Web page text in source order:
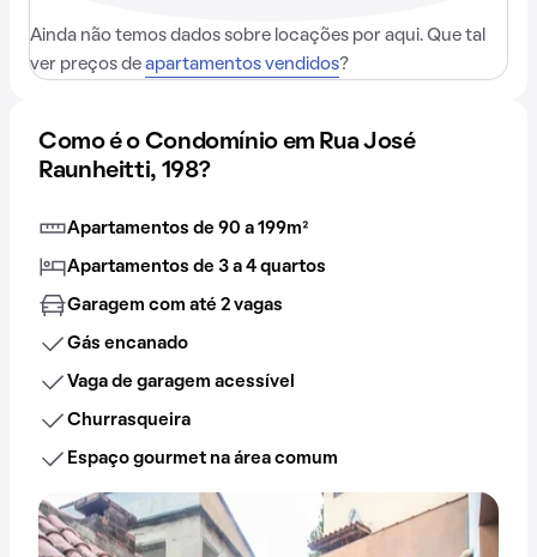
Ainda não temos dados sobre locações por aqui. Que tal
ver preços de apartamentos vendidos?
Como é o Condomínio em Rua José
Raunheitti, 198?
Apartamentos de 90 a 199m²
Apartamentos de 3 a 4 quartos
Garagem com até 2 vagas
Gás encanado
Vaga de garagem acessível
Churrasqueira
Espaço gourmet na área comum